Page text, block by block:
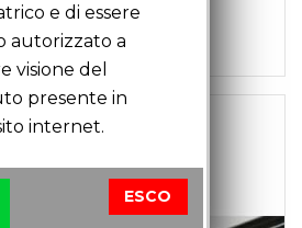
D1.5 Z3 C6
e di essere
autorizzato a
visione del
presente in
internet.
ESCO